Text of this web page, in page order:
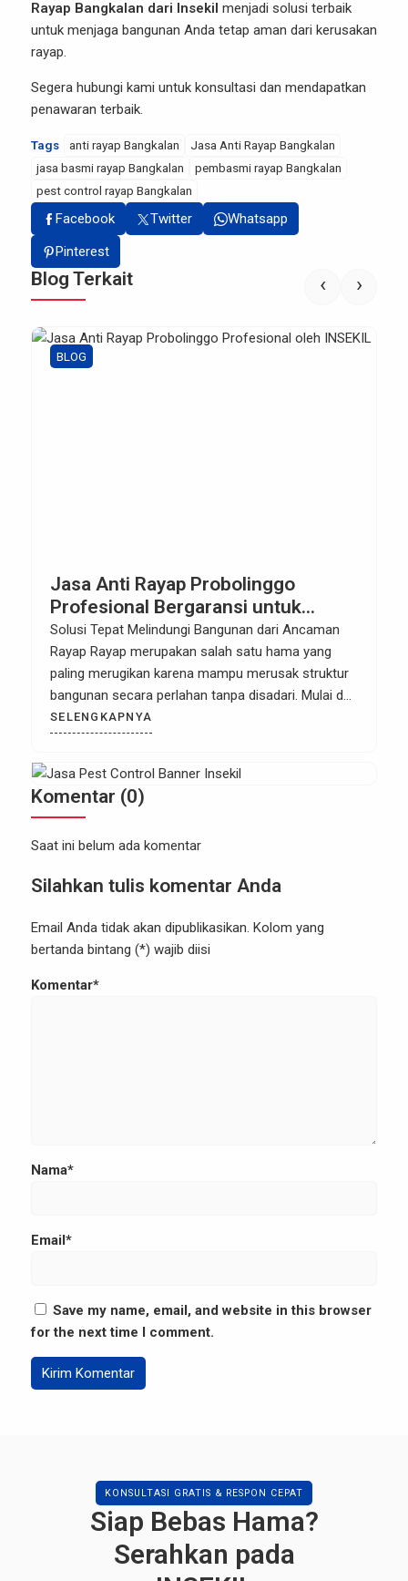
Rayap Bangkalan dari Insekil menjadi solusi terbaik
untuk menjaga bangunan Anda tetap aman dari kerusakan
rayap.
Segera hubungi kami untuk konsultasi dan mendapatkan
penawaran terbaik.
Tags anti rayap Bangkalan
Jasa Anti Rayap Bangkalan
jasa basmi rayap Bangkalan
pembasmi rayap Bangkalan
pest control rayap Bangkalan
Facebook Twitter
Whatsapp
Pinterest
Blog Terkait
BLOG
Jasa Anti Rayap Probolinggo
Profesional Bergaransi untuk
Rumah, Kantor & Industri
Solusi Tepat Melindungi Bangunan dari Ancaman
Rayap Rayap merupakan salah satu hama yang
paling merugikan karena mampu merusak struktur
bangunan secara perlahan tanpa disadari. Mulai dari
kusen pintu, plafon, rangka atap, lemari, hingga
ditimbulkan dapat menyebabkan biaya renovasi
yang tidak sedikit. Apabila […]
SELENGKAPNYA
‹ ›
Komentar (0)
Saat ini belum ada komentar
Silahkan tulis komentar Anda
Email Anda tidak akan dipublikasikan. Kolom yang
bertanda bintang (*) wajib diisi
Komentar*
Nama*
Email*
Save my name, email, and website in this browser
for the next time I comment.
KONSULTASI GRATIS & RESPON CEPAT
Siap Bebas Hama?
Serahkan pada